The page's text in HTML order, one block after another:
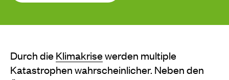
Durch dieKlimakrisewerden multiple
Katastrophen wahrscheinlicher. Neben den